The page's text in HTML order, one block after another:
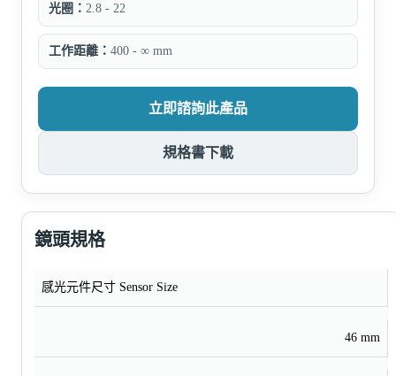
光圈： 2.8 - 22
工作距離： 400 - ∞ mm
立即諮詢此產品
規格書下載
鏡頭規格
感光元件尺寸 Sensor Size
46 mm